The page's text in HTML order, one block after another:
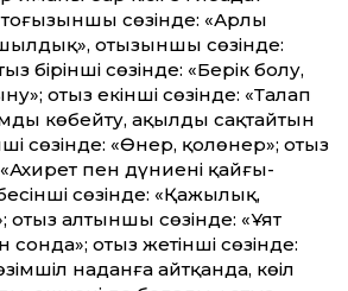
сөзінде: «Арлы
отызыншы сөзінде:
бірінші сөзінде: «Берік болу,
отыз екінші сөзінде: «Талап
көбейту, ақылды сақтайтын
сөзінде: «Өнер, қол­өнер»; отыз
«Ахирет пен дүниенің қайғы-
сөзінде: «Қажылық,
алтыншы сөзінде: «Ұят
сонда»; отыз жетінші сөзінде:
наданға айтқанда, көңіл